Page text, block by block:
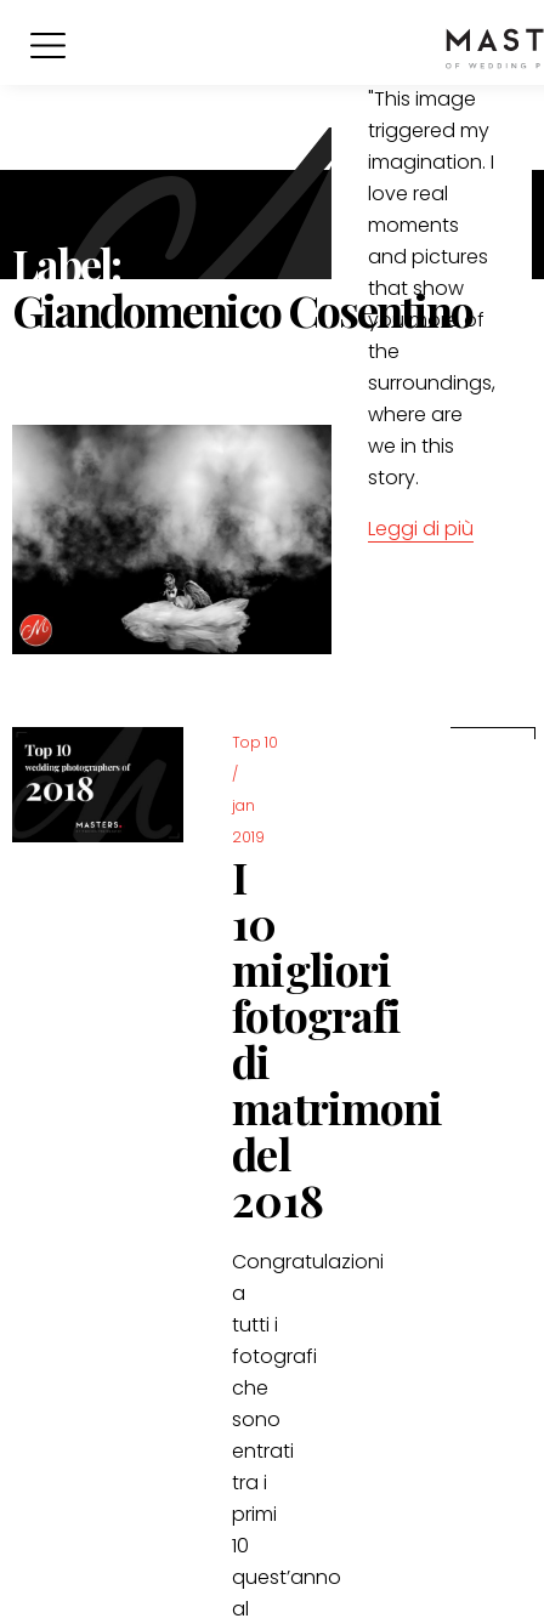
Label:
Giandomenico Cosentino
"This image
triggered my
imagination. I
love real
moments
and pictures
that show
you more of
the
surroundings,
where are
we in this
story.
Leggi di più
Top 10
/
jan
2019
I
10
migliori
fotografi
di
matrimoni
del
2018
Congratulazioni
a
tutti i
fotografi
che
sono
entrati
tra i
primi
10
quest’anno
al